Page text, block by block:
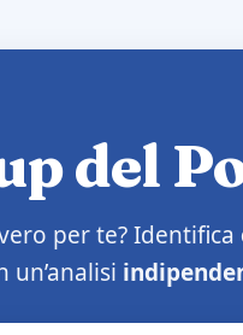
del
per te? Identifica
un’analisi